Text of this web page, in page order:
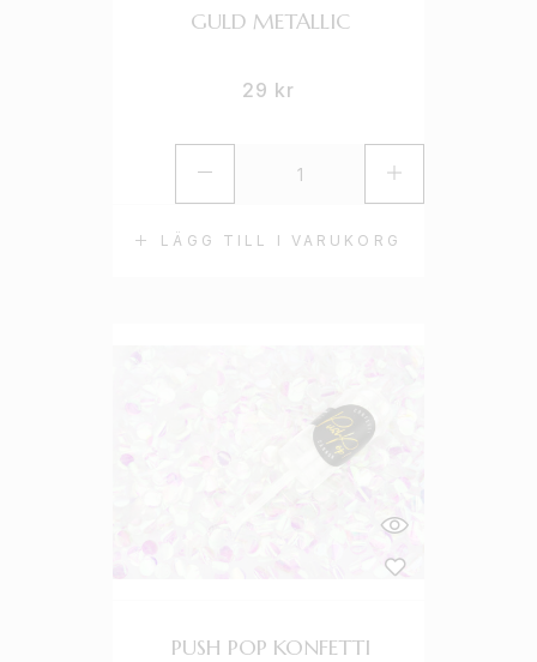
LÄGG TILL I VARUKORG
GULD METALLIC
29 kr
PUSH POP KONFETTI